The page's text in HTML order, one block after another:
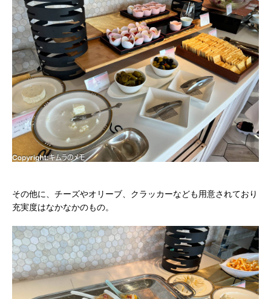
その他に、チーズやオリーブ、クラッカーなども用意されており
充実度はなかなかのもの。